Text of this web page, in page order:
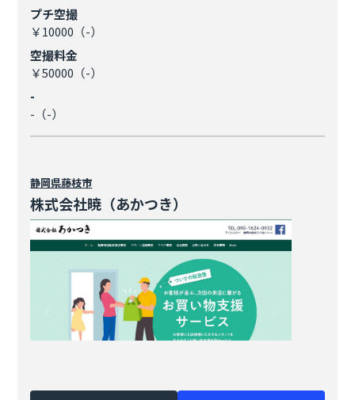
プチ空撮
￥10000（-）
空撮料金
￥50000（-）
-
-（-）
静岡県藤枝市
株式会社暁（あかつき）